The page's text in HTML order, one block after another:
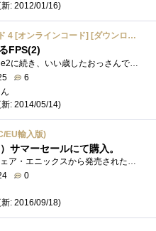
: 2012/01/16)
バトルフィールド 4 [オンラインコード] [ダウンロード]
FPS(2)
前回のPlanetSide2に続き、いい歳したおっさんでも楽しめるFPSのご紹介。 公式サイトhttp://www.battlefield.com/jp/battlefield-4 すいませんEAの動画公開に関�...
6
: 2014/05/14)
EU輸入版)
サマーセールにて購入。
2013年にスクウェア・エニックスから発売された、サバイバルアクションゲーム、 「トゥームレイダー（TombRaider）」です。 Steamダウンロード版を...
0
: 2016/09/18)